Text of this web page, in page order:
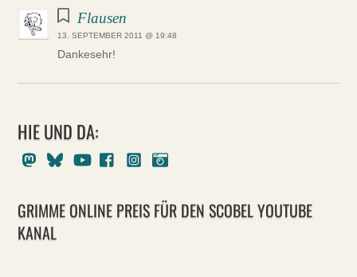
Flausen
13. SEPTEMBER 2011 @ 19:48
Dankesehr!
HIE UND DA:
MastodonBlueskyYoutubeFacebookInstagram
GRIMME ONLINE PREIS FÜR DEN SCOBEL YOUTUBE
KANAL